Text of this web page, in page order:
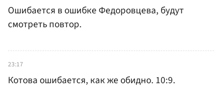
Ошибается в ошибке Федоровцева, будут
смотреть повтор.
23:17
Котова ошибается, как же обидно. 10:9.